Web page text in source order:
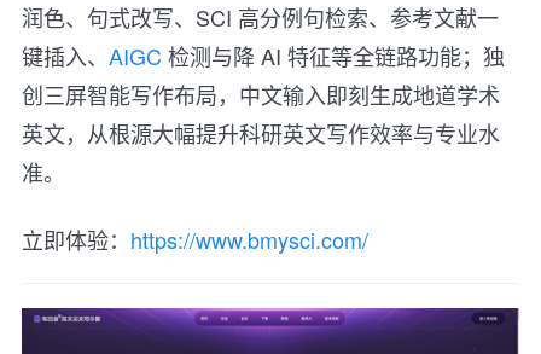
润色、句式改写、SCI 高分例句检索、参考文献一
键插入、 AIGC 检测与降 AI 特征等全链路功能；独
创三屏智能写作布局，中文输入即刻生成地道学术
英文，从根源大幅提升科研英文写作效率与专业水
准。
立即体验： https://www.bmysci.com/